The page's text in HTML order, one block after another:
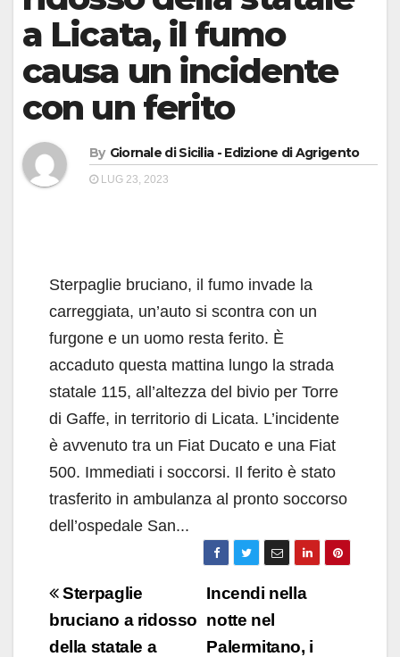
a Licata, il fumo
causa un incidente
con un ferito
By Giornale di Sicilia - Edizione di Agrigento
LUG 23, 2023
Sterpaglie bruciano, il fumo invade la
carreggiata, un’auto si scontra con un
furgone e un uomo resta ferito. È
accaduto questa mattina lungo la strada
statale 115, all’altezza del bivio per Torre
di Gaffe, in territorio di Licata. L’incidente
è avvenuto tra un Fiat Ducato e una Fiat
500. Immediati i soccorsi. Il ferito è stato
trasferito in ambulanza al pronto soccorso
dell’ospedale San...
Navigazione
articoli
Incendi nella
notte nel
Palermitano, i
Sterpaglie
bruciano a ridosso
della statale a